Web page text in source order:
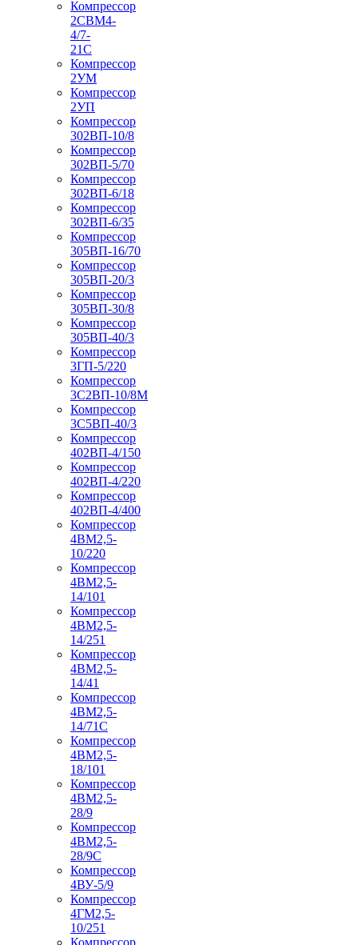
Компрессор
2СВМ4-
4/7-
21С
Компрессор
2УМ
Компрессор
2УП
Компрессор
302ВП-10/8
Компрессор
302ВП-5/70
Компрессор
302ВП-6/18
Компрессор
302ВП-6/35
Компрессор
305ВП-16/70
Компрессор
305ВП-20/3
Компрессор
305ВП-30/8
Компрессор
305ВП-40/3
Компрессор
3ГП-5/220
Компрессор
3С2ВП-10/8М
Компрессор
3С5ВП-40/3
Компрессор
402ВП-4/150
Компрессор
402ВП-4/220
Компрессор
402ВП-4/400
Компрессор
4ВМ2,5-
10/220
Компрессор
4ВМ2,5-
14/101
Компрессор
4ВМ2,5-
14/251
Компрессор
4ВМ2,5-
14/41
Компрессор
4ВМ2,5-
14/71C
Компрессор
4ВМ2,5-
18/101
Компрессор
4ВМ2,5-
28/9
Компрессор
4ВМ2,5-
28/9С
Компрессор
4ВУ-5/9
Компрессор
4ГМ2,5-
10/251